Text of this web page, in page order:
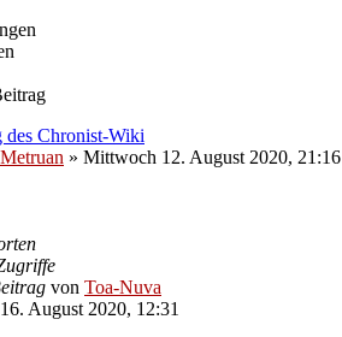
des Chronist-Wiki
» Mittwoch 12. August 2020, 21:16
von Toa-Nuva
August 2020, 12:31